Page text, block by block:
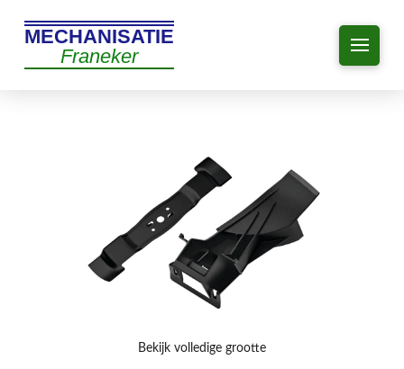
MECHANISATIE
Franeker
Bekijk volledige grootte